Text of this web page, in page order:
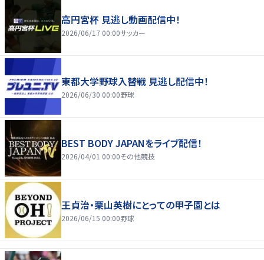
高円宮杯 見逃し動画配信中！
2026/06/17 00:00サッカー
東都大学野球入替戦 見逃し配信中！
2026/06/30 00:00野球
BEST BODY JAPANをライブ配信！
2026/04/01 00:00その他競技
王貞治・栗山英樹にとっての甲子園とは
2026/06/15 00:00野球